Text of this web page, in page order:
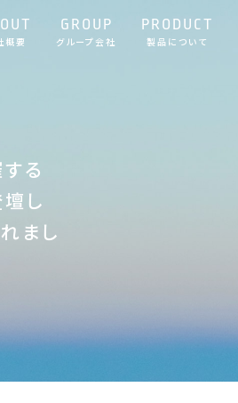
概要
GROUP
グループ会社
PRODUCT
製品について
る
し
まし